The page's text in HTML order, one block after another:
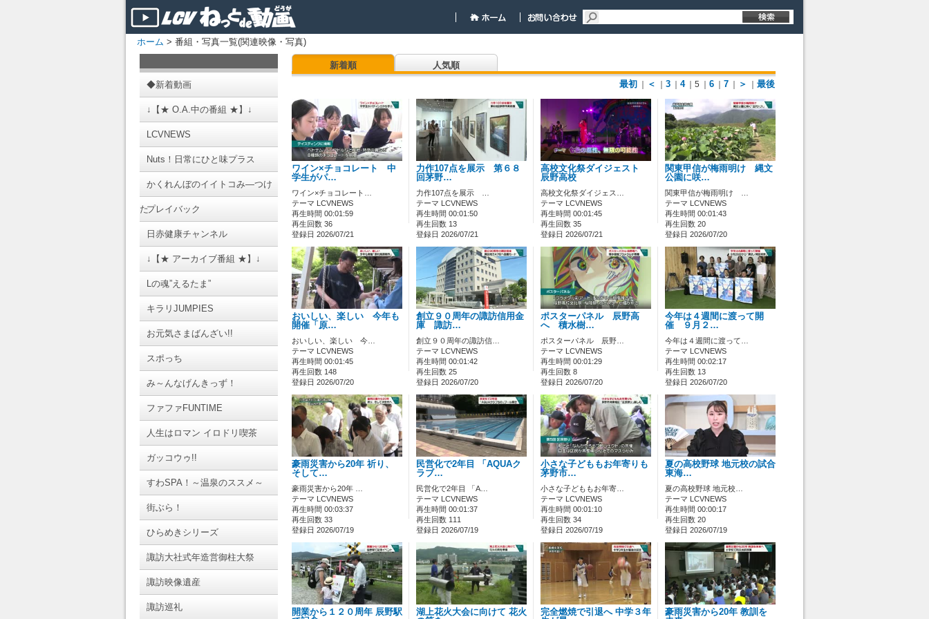
ホーム > 番組・写真一覧(関連映像・写真)
◆新着動画
↓【★ O.A.中の番組 ★】↓
LCVNEWS
Nuts！日常にひと味プラス
かくれんぼのイイトコみ―つけ
たプレイバック
日赤健康チャンネル
↓【★ アーカイブ番組 ★】↓
Lの魂”えるたま”
キラリJUMPIES
お元気さまばんざい!!
スポっち
み～んなげんきっず！
ファファFUNTIME
人生はロマン イロドリ喫茶
ガッコウゥ!!
すわSPA！～温泉のススメ～
街ぶら！
ひらめきシリーズ
諏訪大社式年造営御柱大祭
諏訪映像遺産
諏訪巡礼
新着順
人気順
最初
＜ 3 4 ｜5 6 7 ＞ 最後
ワイン×チョコレート 中
学生がパ…
ワイン×チョコレート…
テーマ LCVNEWS
再生時間 00:01:59
再生回数 36
登録日 2026/07/21
力作107点を展示 第６８
回茅野…
力作107点を展示 …
テーマ LCVNEWS
再生時間 00:01:50
再生回数 13
登録日 2026/07/21
高校文化祭ダイジェスト
辰野高校
高校文化祭ダイジェス…
テーマ LCVNEWS
再生時間 00:01:45
再生回数 35
登録日 2026/07/21
関東甲信が梅雨明け 縄文
公園に咲…
関東甲信が梅雨明け …
テーマ LCVNEWS
再生時間 00:01:43
再生回数 20
登録日 2026/07/20
おいしい、楽しい 今年も
開催「原…
おいしい、楽しい 今…
テーマ LCVNEWS
再生時間 00:01:45
再生回数 148
登録日 2026/07/20
創立９０周年の諏訪信用金
庫 諏訪…
創立９０周年の諏訪信…
テーマ LCVNEWS
再生時間 00:01:42
再生回数 25
登録日 2026/07/20
ポスターパネル 辰野高
へ 積水樹…
ポスターパネル 辰野…
テーマ LCVNEWS
再生時間 00:01:29
再生回数 8
登録日 2026/07/20
今年は４週間に渡って開
催 ９月２…
今年は４週間に渡って…
テーマ LCVNEWS
再生時間 00:02:17
再生回数 13
登録日 2026/07/20
豪雨災害から20年 祈り、
そして…
豪雨災害から20年 …
テーマ LCVNEWS
再生時間 00:03:37
再生回数 33
登録日 2026/07/19
民営化で2年目 「AQUAク
ラブ…
民営化で2年目 「A…
テーマ LCVNEWS
再生時間 00:01:37
再生回数 111
登録日 2026/07/19
小さな子どももお年寄りも
茅野市…
小さな子どももお年寄…
テーマ LCVNEWS
再生時間 00:01:10
再生回数 34
登録日 2026/07/19
夏の高校野球 地元校の試合
東海…
夏の高校野球 地元校…
テーマ LCVNEWS
再生時間 00:00:17
再生回数 20
登録日 2026/07/19
開業から１２０周年 辰野駅
湖上花火大会に向けて 花火
完全燃焼で引退へ 中学３年
豪雨災害から20年 教訓を